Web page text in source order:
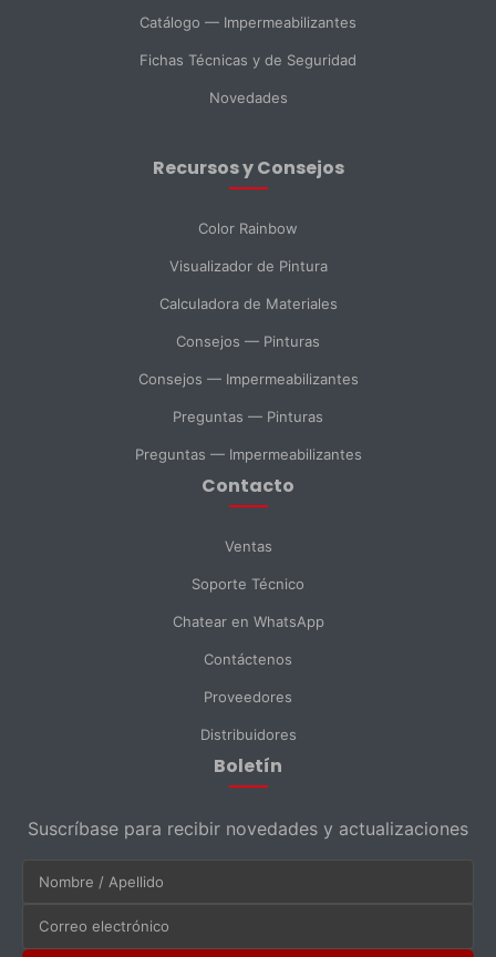
SELECCIONAR DEPARTAMENTO
Soporte Técnico Compras
Consulta General
Enviar Mensaje
Catálogo — Impermeabilizantes
Fichas Técnicas y de Seguridad
Novedades
Recursos y Consejos
Color Rainbow
Visualizador de Pintura
Calculadora de Materiales
Consejos — Pinturas
Consejos — Impermeabilizantes
Preguntas — Pinturas
Preguntas — Impermeabilizantes
Contacto
Ventas
Soporte Técnico
Chatear en WhatsApp
Contáctenos
Proveedores
Distribuidores
Boletín
Suscríbase para recibir novedades y actualizaciones